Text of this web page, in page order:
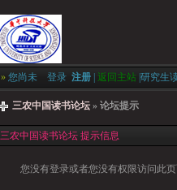
» 您尚未 登录 注册 返回主站 研究生
三农中国读书论坛 » 论坛提示
三农中国读书论坛 提示信息
您没有登录或者您没有权限访问此